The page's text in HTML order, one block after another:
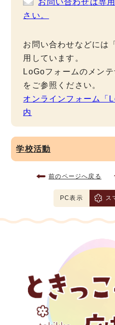
お問い合わせは専
さい。
お問い合わせなどには
用しています。
LoGoフォームのメン
をご参照ください。
オンラインフォーム「
内
学校活動
前のページへ戻る
PC表示 ス